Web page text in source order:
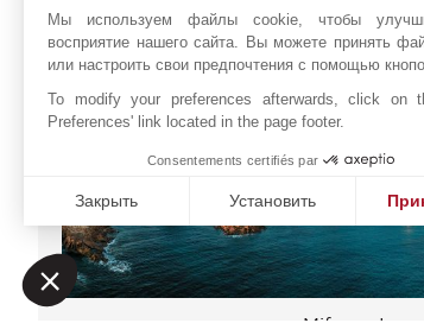
JOHN TAYLOR
Miferpa
Мы используем файлы cookie, чтобы
восприятие нашего сайта. Вы можете принять
или настроить свои предпочтения с помощью
To modify your preferences afterwards, click on
Preferences' link located in the page footer.
Consentements certifiés par
Закрыть Установить
Axeptio consent
Платформа управления согласием:
Наша платформа позволяет вам